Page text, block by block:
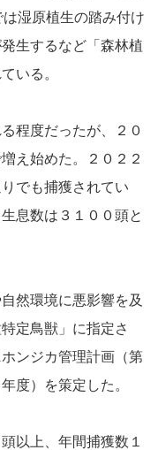
湿原植生の踏み付け
生するなど「森林植
いる。
程度だったが、２０
え始めた。２０２２
でも捕獲されてい
息数は３１００頭と
然環境に悪影響を及
定鳥獣」に指定さ
ンジカ管理計画（第
度）を策定した。
以上、年間捕獲数１